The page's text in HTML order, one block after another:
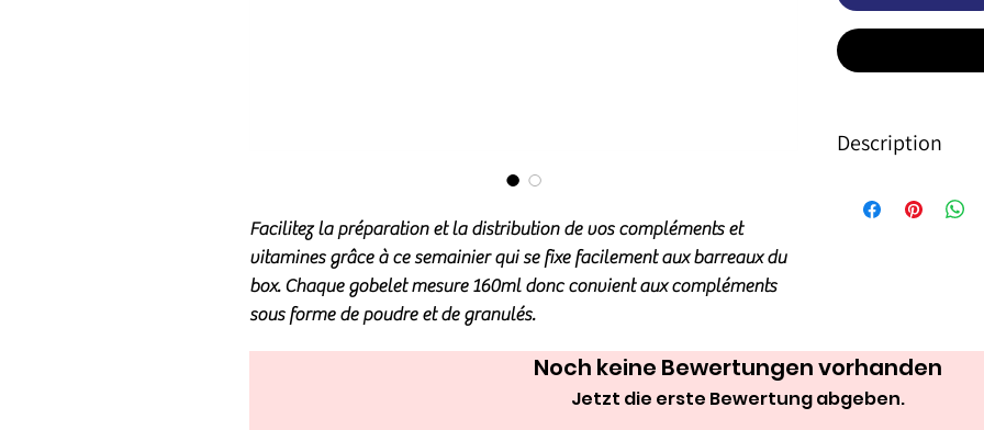
Facilitez la préparation et la distribution de vos compléments et
vitamines grâce à ce semainier qui se fixe facilement aux barreaux du
box. Chaque gobelet mesure 160ml donc convient aux compléments
sous forme de poudre et de granulés.
Description
de votre cheval
Préparez en une
vitamines,
Noch keine Bewertungen vorhanden
Jetzt die erste Bewertung abgeben.